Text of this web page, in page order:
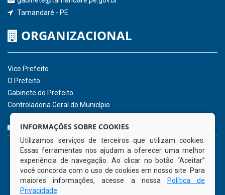
Receber Informações sobre novos Repasses
Hora:19:42/ Quinta-Feira,06 de agosto
de 2026
INSTITUCIONAL
CNPJ: 01.596.018/0001-60
000
Atendimento: 08:00hs às 14:00hs
(81) 98512-1231
gabinete@tamandare.pe.gov.br
Tamandaré - PE
INFORMAÇÕES SOBRE COOKIES
Utilizamos serviços de terceiros que utilizam cookies.
Essas ferramentas nos ajudam a oferecer uma melhor
experiência de navegação. Ao clicar no botão “Aceitar”
você concorda com o uso de cookies em nosso site. Para
maiores informações, acesse a nossa
Política de
Privacidade